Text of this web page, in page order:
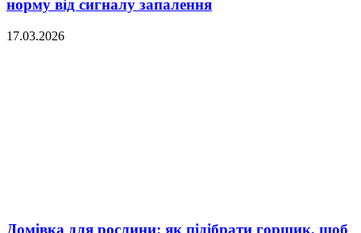
норму від сигналу запалення
17.03.2026
Домівка для рослини: як підібрати горщик, щоб